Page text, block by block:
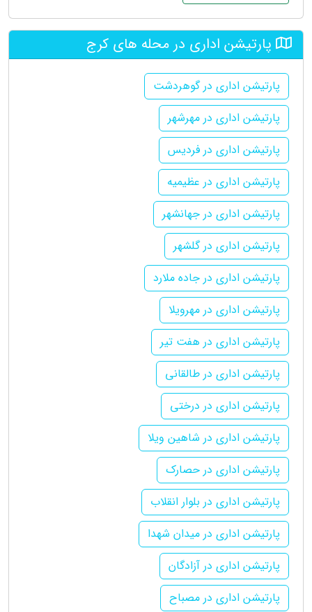
پارتیشن اداری در محله های کرج
پارتیشن اداری در گوهردشت
پارتیشن اداری در مهرشهر
پارتیشن اداری در فردیس
پارتیشن اداری در عظیمیه
پارتیشن اداری در جهانشهر
پارتیشن اداری در گلشهر
پارتیشن اداری در جاده ملارد
پارتیشن اداری در مهرویلا
پارتیشن اداری در هفت تیر
پارتیشن اداری در طالقانی
پارتیشن اداری در درختی
پارتیشن اداری در شاهین ویلا
پارتیشن اداری در حصارک
پارتیشن اداری در بلوار انقلاب
پارتیشن اداری در میدان شهدا
پارتیشن اداری در آزادگان
پارتیشن اداری در مصباح